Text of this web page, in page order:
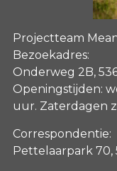
Projectteam
Bezoekadres:
Onderweg 2B,
Openingstijden:
uur. Zaterdagen
Correspondentie:
Pettelaarpark 70,